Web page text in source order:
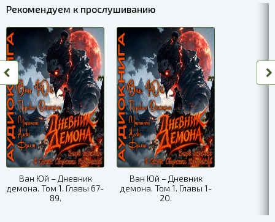
0097
0098
0099
0100
0101
0102
0103
Рекомендуем к прослушиванию
Ван Юй – Дневник
демона. Том 1. Главы 67-
89.
Ван Юй – Дневник
демона. Том 1. Главы 1-
20.